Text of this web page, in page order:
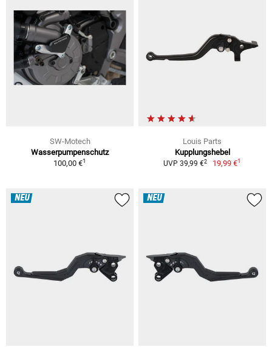
SW-Motech
Wasserpumpenschutz
100,00 €1
Louis Parts
Kupplungshebel
UVP 39,99 €2 19,99 €1
NEU NEU